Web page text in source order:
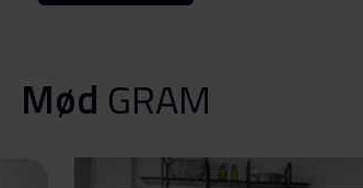
Mød GRAM